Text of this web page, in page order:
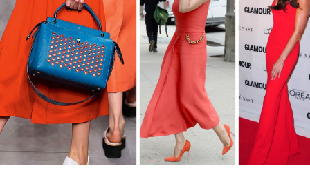
APIE MANE
PSICHOLOGIJA
HOROSKOPAI
ASTROLOGIJA